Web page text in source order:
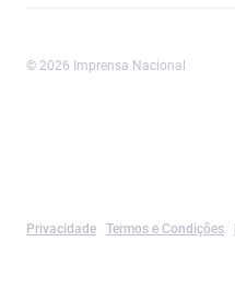
© 2026 Imprensa Nacional
Privacidade Termos e Condições